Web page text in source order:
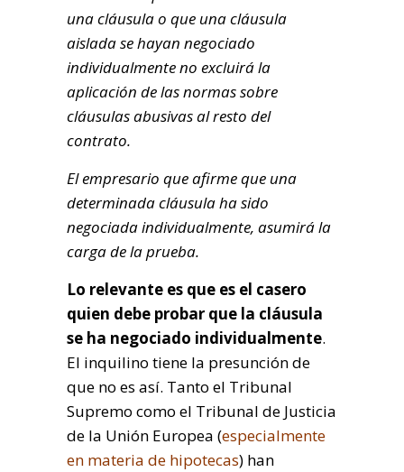
una cláusula o que una cláusula
aislada se hayan negociado
individualmente no excluirá la
aplicación de las normas sobre
cláusulas abusivas al resto del
contrato.
El empresario que afirme que una
determinada cláusula ha sido
negociada individualmente, asumirá la
carga de la prueba.
Lo relevante es que es el casero
quien debe probar que la cláusula
se ha negociado individualmente.
El inquilino tiene la presunción de
que no es así. Tanto el Tribunal
Supremo como el Tribunal de Justicia
de la Unión Europea (especialmente
en materia de hipotecas) han